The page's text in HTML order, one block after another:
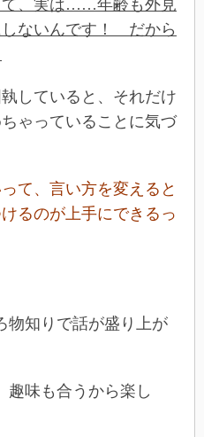
て、実は……年齢も外見
しないんです！ だから
していると、それだけ
ゃっていることに気づ
て、言い方を変えると
るのが上手にできるっ
物知りで話が盛り上が
趣味も合うから楽し